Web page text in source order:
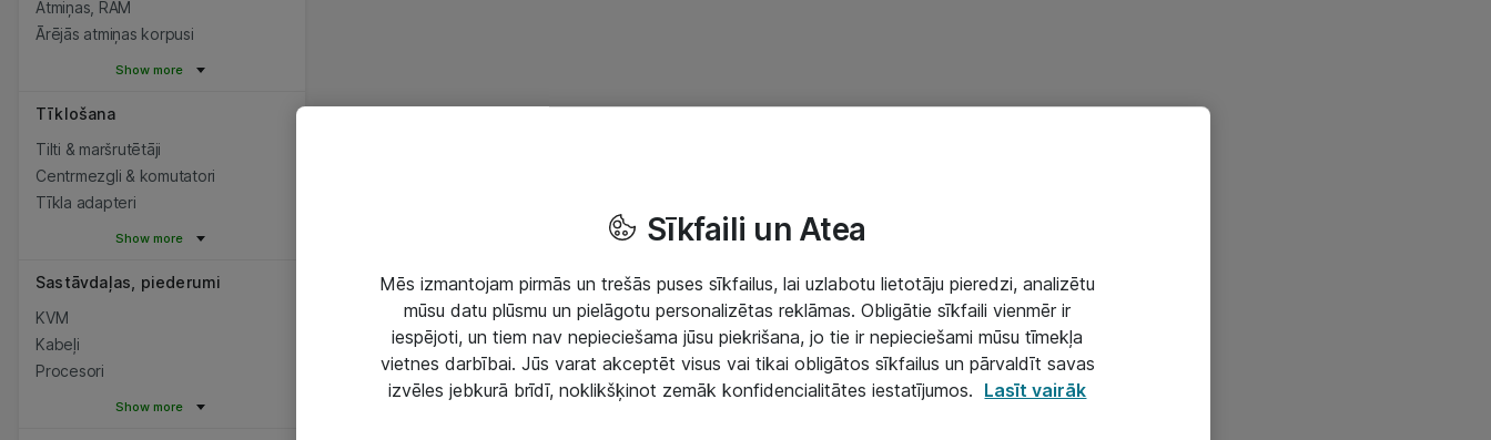
Atmiņas, RAM
Ārējās atmiņas korpusi
Show more
Tīklošana
Tilti & maršrutētāji
Centrmezgli & komutatori
Tīkla adapteri
Show more
Sastāvdaļas, piederumi
KVM
Kabeļi
Procesori
Show more
Sīkfaili un Atea
Mēs izmantojam pirmās un trešās puses sīkfailus, lai uzlabotu lietotāju pieredzi, analizētu
mūsu datu plūsmu un pielāgotu personalizētas reklāmas. Obligātie sīkfaili vienmēr ir
iespējoti, un tiem nav nepieciešama jūsu piekrišana, jo tie ir nepieciešami mūsu tīmekļa
vietnes darbībai. Jūs varat akceptēt visus vai tikai obligātos sīkfailus un pārvaldīt savas
izvēles jebkurā brīdī, noklikšķinot zemāk konfidencialitātes iestatījumos. Lasīt vairāk